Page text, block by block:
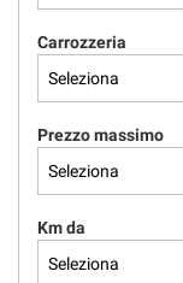
Carrozzeria
Prezzo massimo
Km da